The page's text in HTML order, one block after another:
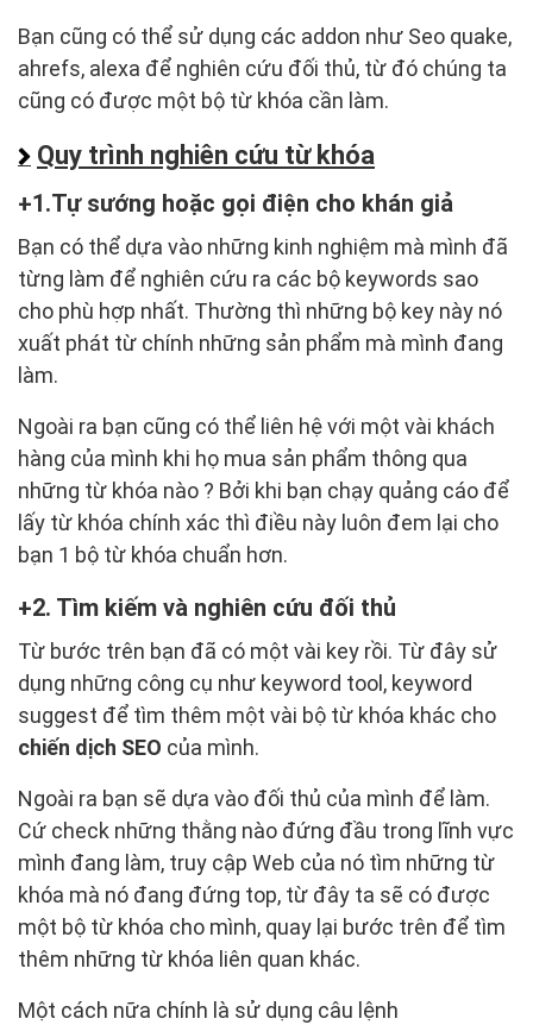
Bạn cũng có thể sử dụng các addon như Seo quake,
ahrefs, alexa để nghiên cứu đối thủ, từ đó chúng ta
cũng có được một bộ từ khóa cần làm.
Quy trình nghiên cứu từ khóa
1.Tự sướng hoặc gọi điện cho khán giả
Bạn có thể dựa vào những kinh nghiệm mà mình đã
từng làm để nghiên cứu ra các bộ keywords sao
cho phù hợp nhất. Thường thì những bộ key này nó
xuất phát từ chính những sản phẩm mà mình đang
làm.
Ngoài ra bạn cũng có thể liên hệ với một vài khách
hàng của mình khi họ mua sản phẩm thông qua
những từ khóa nào ? Bởi khi bạn chạy quảng cáo để
lấy từ khóa chính xác thì điều này luôn đem lại cho
bạn 1 bộ từ khóa chuẩn hơn.
2. Tìm kiếm và nghiên cứu đối thủ
Từ bước trên bạn đã có một vài key rồi. Từ đây sử
dụng những công cụ như keyword tool, keyword
suggest để tìm thêm một vài bộ từ khóa khác cho
chiến dịch SEO của mình.
Ngoài ra bạn sẽ dựa vào đối thủ của mình để làm.
Cứ check những thằng nào đứng đầu trong lĩnh vực
mình đang làm, truy cập Web của nó tìm những từ
khóa mà nó đang đứng top, từ đây ta sẽ có được
một bộ từ khóa cho mình, quay lại bước trên để tìm
thêm những từ khóa liên quan khác.
Một cách nữa chính là sử dụng câu lệnh